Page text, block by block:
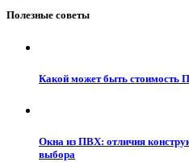
Полезные советы
Какой может быть стоимость
Окна из ПВХ: отличия
выбора